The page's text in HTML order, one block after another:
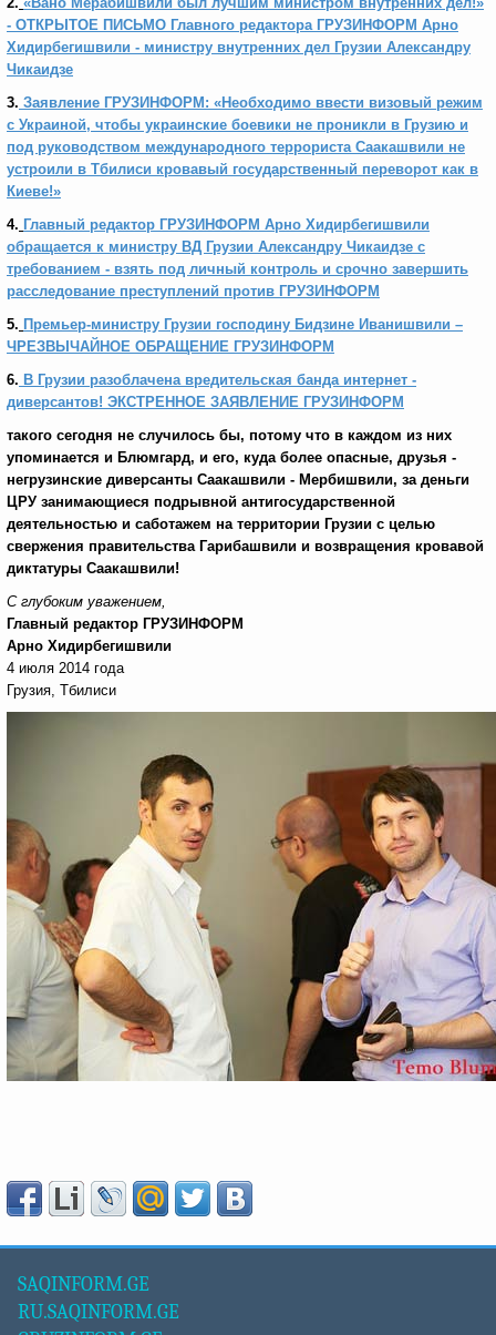
- ОТКРЫТОЕ ПИСЬМО Главного редактора ГРУЗИНФОРМ Арно
Хидирбегишвили - министру внутренних дел Грузии Александру
Чикаидзе
3. Заявление ГРУЗИНФОРМ: «Необходимо ввести визовый режим
с Украиной, чтобы украинские боевики не проникли в Грузию и
под руководством международного террориста Саакашвили не
устроили в Тбилиси кровавый государственный переворот как в
Киеве!»
4. Главный редактор ГРУЗИНФОРМ Арно Хидирбегишвили
обращается к министру ВД Грузии Александру Чикаидзе с
требованием - взять под личный контроль и срочно завершить
расследование преступлений против ГРУЗИНФОРМ
5. Премьер-министру Грузии господину Бидзине Иванишвили –
ЧРЕЗВЫЧАЙНОЕ ОБРАЩЕНИЕ ГРУЗИНФОРМ
6. В Грузии разоблачена вредительская банда интернет -
диверсантов! ЭКСТРЕННОЕ ЗАЯВЛЕНИЕ ГРУЗИНФОРМ
такого сегодня не случилось бы, потому что в каждом из них
упоминается и Блюмгард, и его, куда более опасные, друзья -
негрузинские диверсанты Саакашвили - Мербишвили, за деньги
ЦРУ занимающиеся подрывной антигосударственной
деятельностью и саботажем на территории Грузии с целью
свержения правительства Гарибашвили и возвращения кровавой
диктатуры Саакашвили!
С глубоким уважением,
Главный редактор ГРУЗИНФОРМ
Арно Хидирбегишвили
4 июля 2014 года
Грузия, Тбилиси
SAQINFORM.GE
RU.SAQINFORM.GE